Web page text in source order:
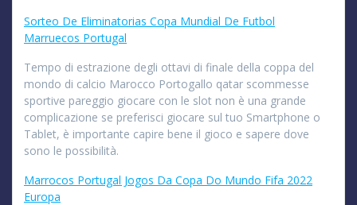
Sorteo De Eliminatorias Copa Mundial De Futbol
Marruecos Portugal
Tempo di estrazione degli ottavi di finale della coppa del
mondo di calcio Marocco Portogallo qatar scommesse
sportive pareggio giocare con le slot non è una grande
complicazione se preferisci giocare sul tuo Smartphone o
Tablet, è importante capire bene il gioco e sapere dove
sono le possibilità.
Marrocos Portugal Jogos Da Copa Do Mundo Fifa 2022
Europa